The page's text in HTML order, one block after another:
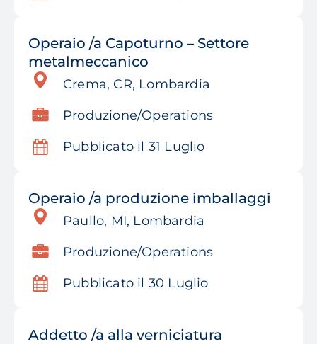
Operaio /a Capoturno – Settore
metalmeccanico
Crema, CR, Lombardia
Produzione/Operations
Pubblicato il 31 Luglio
Operaio /a produzione imballaggi
Paullo, MI, Lombardia
Produzione/Operations
Pubblicato il 30 Luglio
Addetto /a alla verniciatura